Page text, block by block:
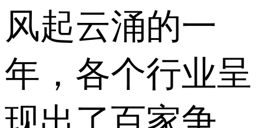
风起云涌的一
年，各个行业呈